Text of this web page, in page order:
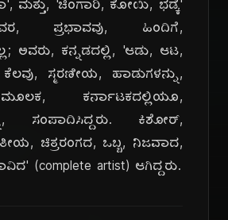
ಮತ್ತು, 'ಚಿಂಗಾರಿ, ಕೋಯಿ, ಭಡ್ಕೆ'
ಪ್ರಭಾವವು, ಹಿಂದಿಗೆ,
ಅವರು, ಕನ್ನಡದಲ್ಲಿ, 'ಆಡು, ಆಟ,
ಸ್ಮರಣೀಯ, ಹಾಡುಗಳನ್ನು,
ಕರ್ನಾಟಕದಲ್ಲಿಯೂ,
ಸಂಪಾದಿಸಿದ್ದರು. ಕಿಶೋರ್,
ಚಿತ್ರರಂಗದ, ಒಬ್ಬ, ನಿಜವಾದ,
(complete artist) ಆಗಿದ್ದರು.